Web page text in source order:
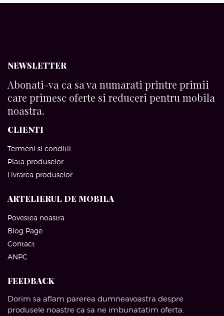
NEWSLETTER
Abonati-va ca sa va numarati printre primii
care primesc oferte si reduceri pentru mobila
noastra.
CLIENTI
Termeni si conditii
Plata produselor
Livrarea produselor
ARTELIERUL DE MOBILA
Povestea noastra
Blog Page
Contact
ANPC
FEEDBACK
Dorim sa aflam parerea dumneavoastra despre
produsele noastre ca sa ne imbunatatim oferta.